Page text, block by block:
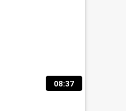
08:37